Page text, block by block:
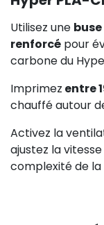
Utilisez une
renforcé pour
carbone du
Imprimez entre
chauffé autour
Activez la
ajustez la
complexité de la